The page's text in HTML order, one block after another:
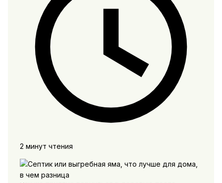
2 минут чтения